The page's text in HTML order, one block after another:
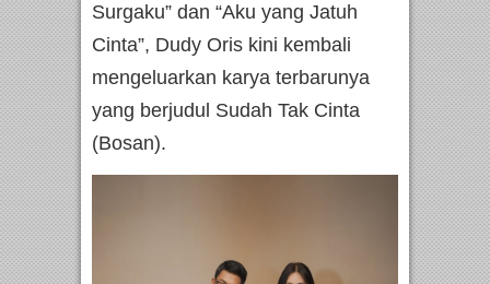
Surgaku” dan “Aku yang Jatuh
Cinta”, Dudy Oris kini kembali
mengeluarkan karya terbarunya
yang berjudul Sudah Tak Cinta
(Bosan).